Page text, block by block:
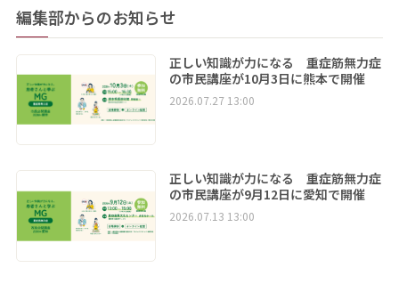
編集部からのお知らせ
正しい知識が力になる 重症筋無力症
の市民講座が10月3日に熊本で開催
2026.07.27 13:00
正しい知識が力になる 重症筋無力症
の市民講座が9月12日に愛知で開催
2026.07.13 13:00